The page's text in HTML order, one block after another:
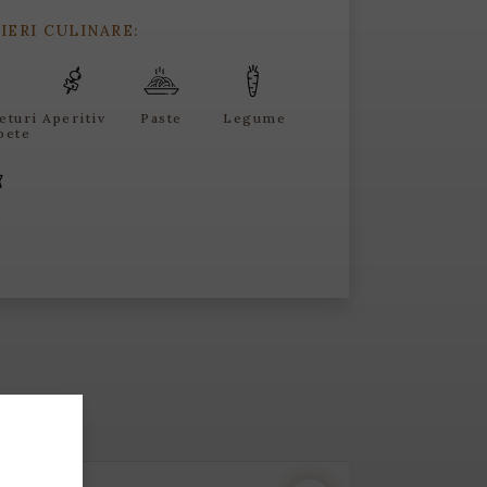
CULINARE:
Aperitiv Paste Legume